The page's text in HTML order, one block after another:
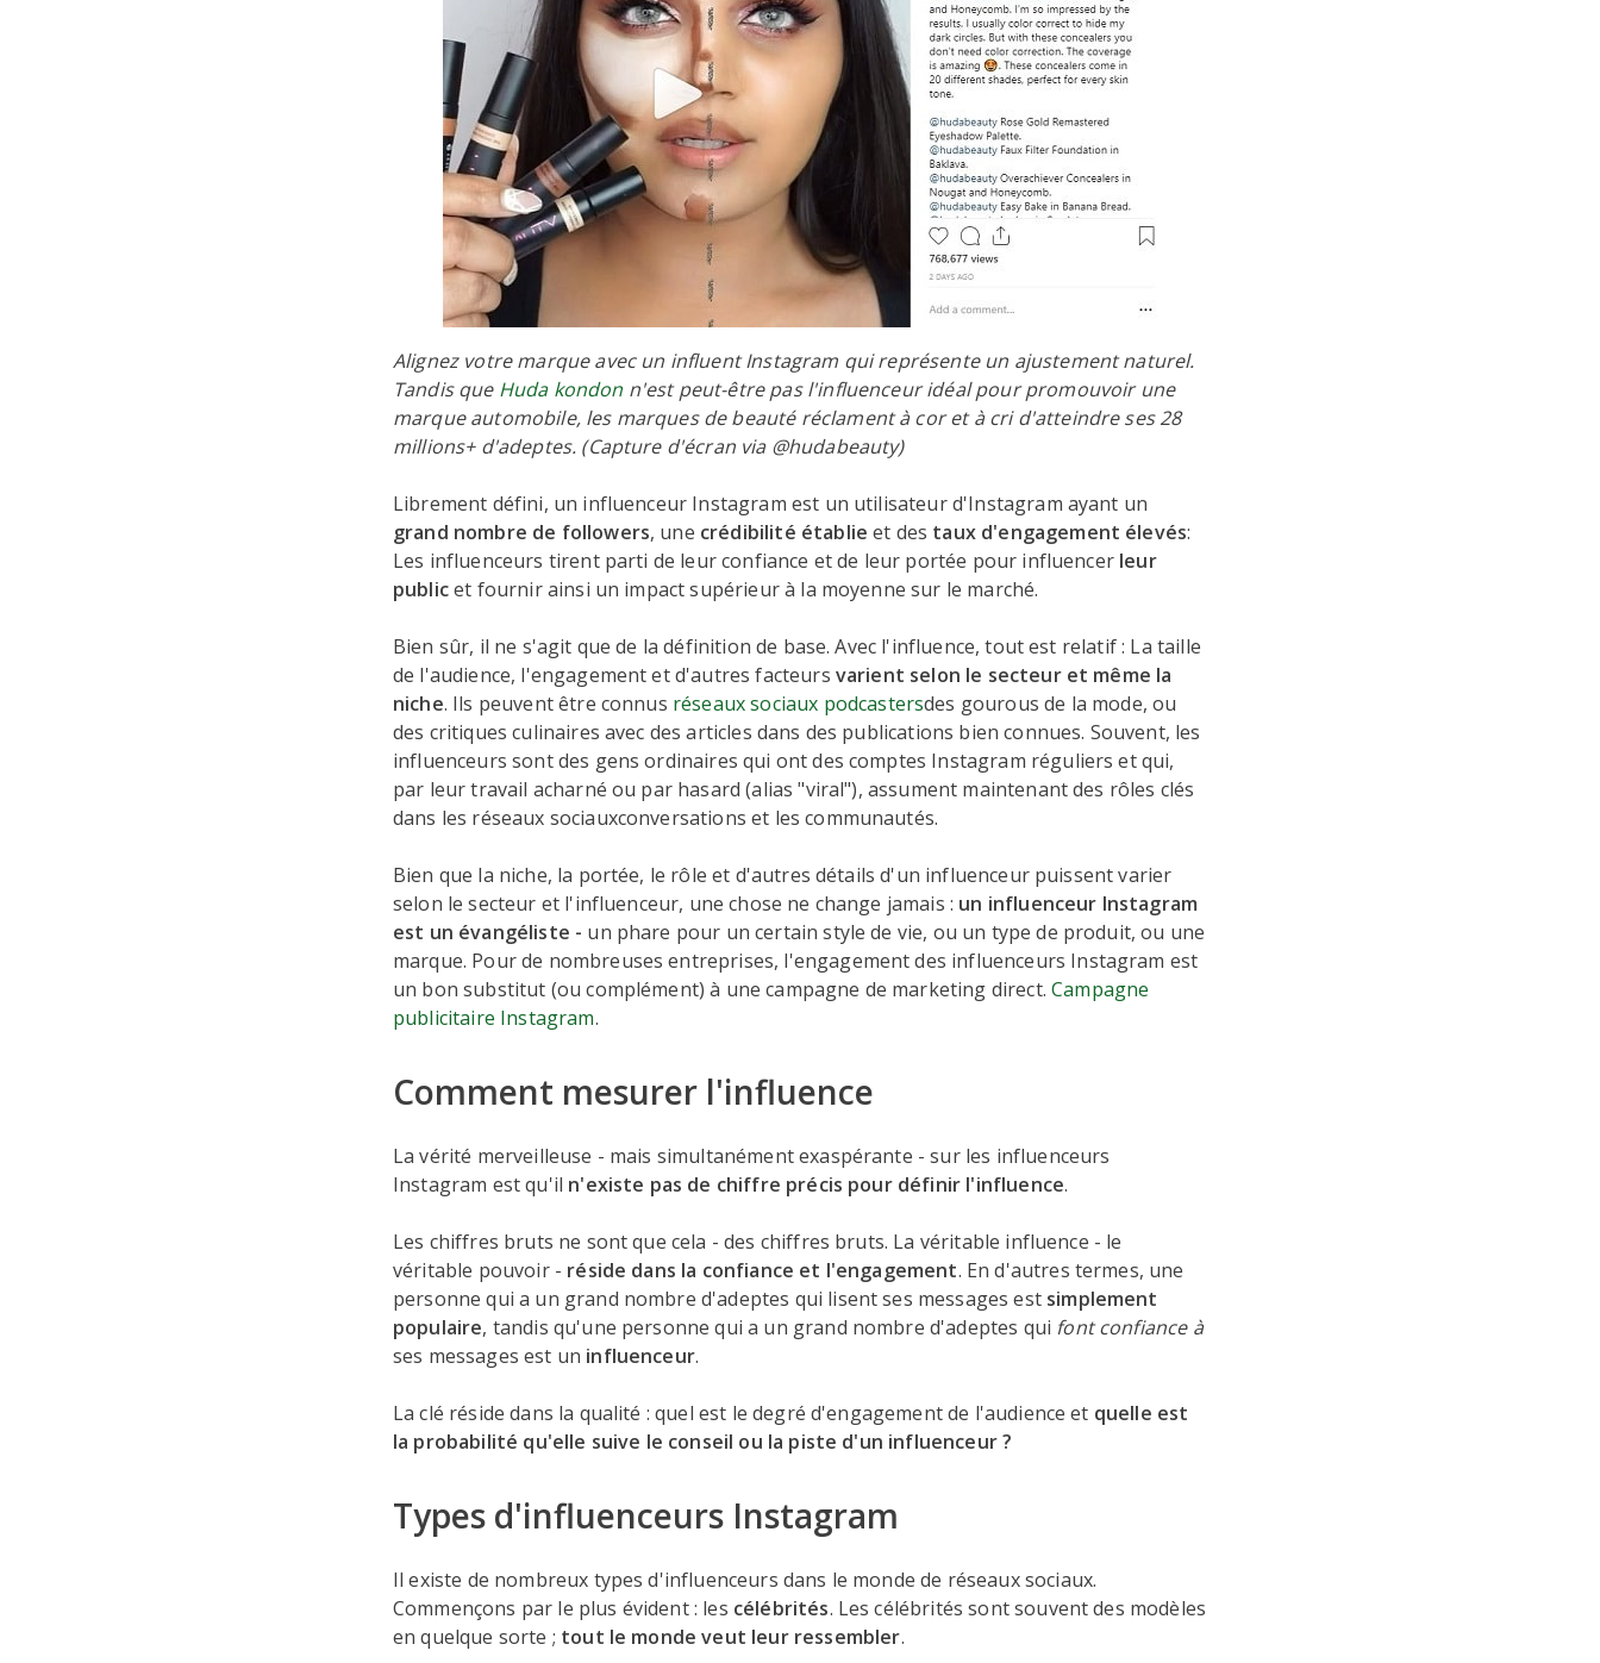
Alignez votre marque avec un influent Instagram qui représente un ajustement naturel.
Tandis que Huda kondon n'est peut-être pas l'influenceur idéal pour promouvoir une
marque automobile, les marques de beauté réclament à cor et à cri d'atteindre ses 28
millions+ d'adeptes. (Capture d'écran via @hudabeauty)
Librement défini, un influenceur Instagram est un utilisateur d'Instagram ayant un
grand nombre de followers, une crédibilité établie et des taux d'engagement élevés:
Les influenceurs tirent parti de leur confiance et de leur portée pour influencer leur
publicet fournir ainsi un impact supérieur à la moyenne sur le marché.
Bien sûr, il ne s'agit que de la définition de base. Avec l'influence, tout est relatif : La taille
de l'audience, l'engagement et d'autres facteurs varient selon le secteur et même la
niche. Ils peuvent être connus réseaux sociaux podcastersdes gourous de la mode, ou
des critiques culinaires avec des articles dans des publications bien connues. Souvent, les
influenceurs sont des gens ordinaires qui ont des comptes Instagram réguliers et qui,
par leur travail acharné ou par hasard (alias "viral"), assument maintenant des rôles clés
dans les réseaux sociauxconversations et les communautés.
Bien que la niche, la portée, le rôle et d'autres détails d'un influenceur puissent varier
selon le secteur et l'influenceur, une chose ne change jamais : un influenceur Instagram
est un évangéliste - un phare pour un certain style de vie, ou un type de produit, ou une
marque. Pour de nombreuses entreprises, l'engagement des influenceurs Instagram est
un bon substitut (ou complément) à une campagne de marketing direct.Campagne
publicitaire Instagram.
Comment mesurer l'influence
La vérité merveilleuse - mais simultanément exaspérante - sur les influenceurs
Instagram est qu'il n'existe pas de chiffre précis pour définir l'influence.
Les chiffres bruts ne sont que cela - des chiffres bruts. La véritable influence - le
véritable pouvoir - réside dans la confiance et l'engagement. En d'autres termes, une
personne qui a un grand nombre d'adeptes qui lisent ses messages est simplement
populaire, tandis qu'une personne qui a un grand nombre d'adeptes qui font confiance à
ses messages est un influenceur.
La clé réside dans la qualité : quel est le degré d'engagement de l'audience et quelle est
la probabilité qu'elle suive le conseil ou la piste d'un influenceur ?
Types d'influenceurs Instagram
Il existe de nombreux types d'influenceurs dans le monde de réseaux sociaux.
Commençons par le plus évident : les célébrités. Les célébrités sont souvent des modèles
en quelque sorte ; tout le monde veut leur ressembler.